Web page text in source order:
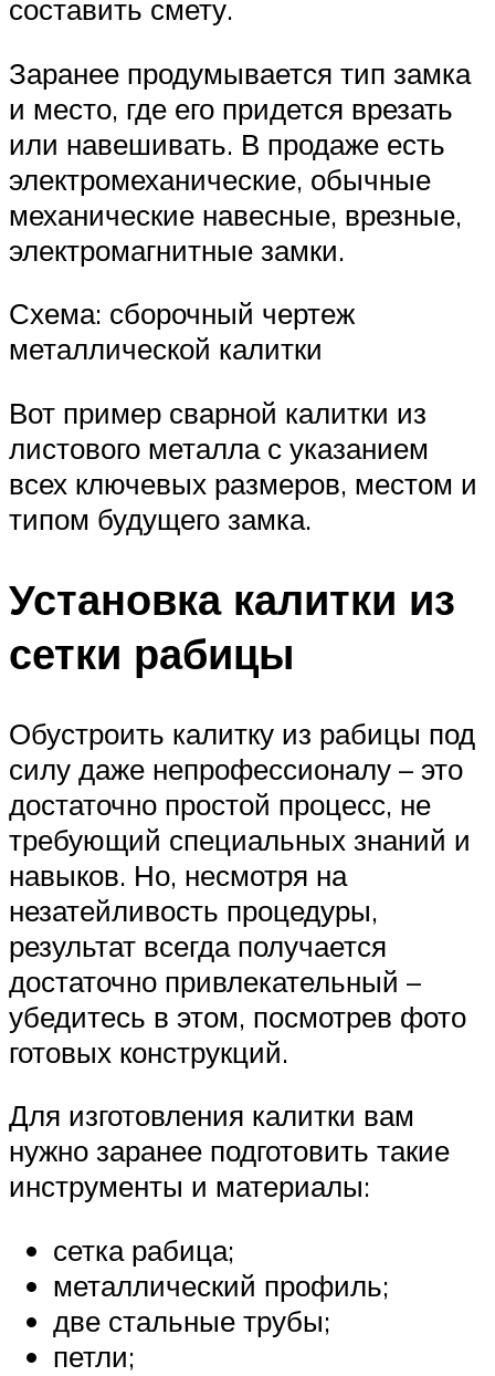
составить смету.
Заранее продумывается тип замка
и место, где его придется врезать
или навешивать. В продаже есть
электромеханические, обычные
механические навесные, врезные,
электромагнитные замки.
Схема: сборочный чертеж
металлической калитки
Вот пример сварной калитки из
листового металла с указанием
всех ключевых размеров, местом и
типом будущего замка.
Установка калитки из
сетки рабицы
Обустроить калитку из рабицы под
силу даже непрофессионалу – это
достаточно простой процесс, не
требующий специальных знаний и
навыков. Но, несмотря на
незатейливость процедуры,
результат всегда получается
достаточно привлекательный –
убедитесь в этом, посмотрев фото
готовых конструкций.
Для изготовления калитки вам
нужно заранее подготовить такие
инструменты и материалы:
сетка рабица;
металлический профиль;
две стальные трубы;
петли;